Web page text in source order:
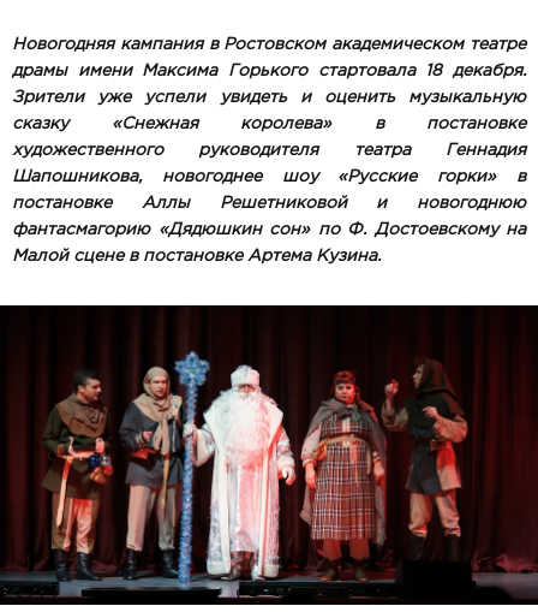
Новогодняя кампания в Ростовском академическом театре
драмы имени Максима Горького стартовала 18 декабря.
Зрители уже успели увидеть и оценить музыкальную
сказку «Снежная королева» в постановке
художественного руководителя театра Геннадия
Шапошникова, новогоднее шоу «Русские горки» в
постановке Аллы Решетниковой и новогоднюю
фантасмагорию «Дядюшкин сон» по Ф. Достоевскому на
Малой сцене в постановке Артема Кузина.